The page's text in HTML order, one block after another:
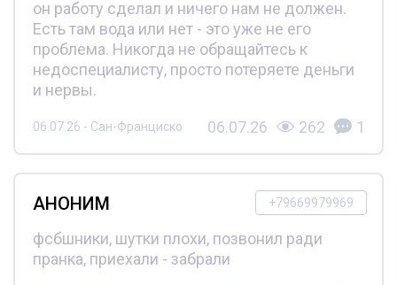
он работу сделал и ничего нам не должен.
Есть там вода или нет - это уже не его
проблема. Никогда не обращайтесь к
недоспециалисту, просто потеряете деньги
и нервы.
06.07.26 - Сан-Франциско 06.07.26 262 1
+79669979969
АНОНИМ
фсбшники, шутки плохи, позвонил ради
пранка, приехали - забрали